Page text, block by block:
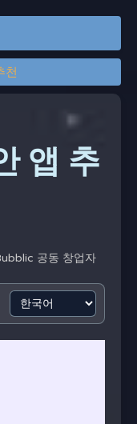
천
앱 추
공동 창업자